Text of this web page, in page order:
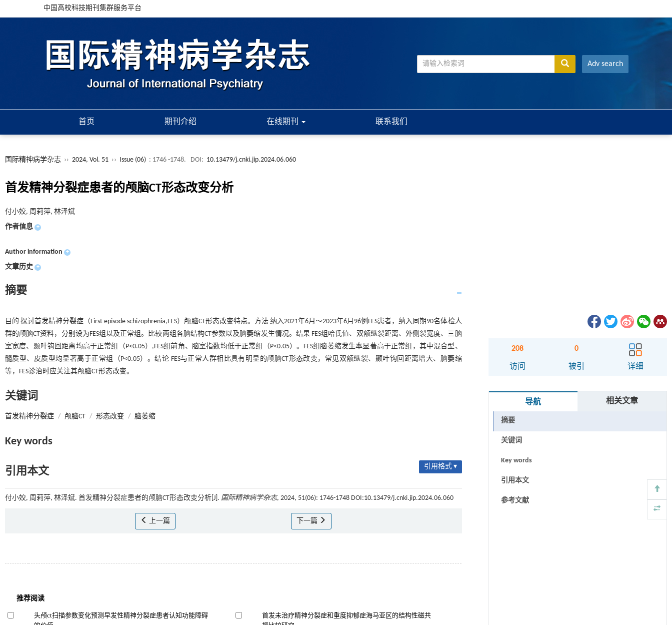
中国高校科技期刊集群服务平台
Adv search
首页 期刊介绍 在线期刊 联系我们
国际精神病学杂志 ›› 2024, Vol. 51 ›› Issue (06) : 1746 -1748. DOI: 10.13479/j.cnki.jip.2024.06.060
首发精神分裂症患者的颅脑CT形态改变分析
付小姣, 周莉萍, 林泽斌
作者信息 +
Author information +
文章历史 +
摘要
目的 探讨首发精神分裂症（First episode schizophrenia,FES）颅脑CT形态改变特点。方法 纳入2021年6月～2023年6月96例FES患者，纳入同期90名体检人
群的颅脑CT资料，分别设为FES组以及正常组。比较两组各脑结构CT参数以及脑萎缩发生情况。结果 FES组哈氏值、双额纵裂距离、外侧裂宽度、三脑
室宽度、颞叶钩回距离均高于正常组（P<0.05）,FES组前角、脑室指数均低于正常组（P<0.05）。FES组脑萎缩发生率显著高于正常组，其中混合型、
髓质型、皮质型均显著高于正常组（P<0.05）。结论 FES与正常人群相比具有明显的颅脑CT形态改变，常见双额纵裂、颞叶钩回距离增大、脑萎缩
等，FES诊治时应关注其颅脑CT形态改变。
关键词
首发精神分裂症 / 颅脑CT / 形态改变 / 脑萎缩
Key words
引用本文 引用格式 ▾
付小姣, 周莉萍, 林泽斌. 首发精神分裂症患者的颅脑CT形态改变分析[J]. 国际精神病学杂志, 2024, 51(06): 1746-1748 DOI:10.13479/j.cnki.jip.2024.06.060
上一篇 下一篇
208
访问
0
被引 详细
导航 相关文章
摘要
关键词
Key words
引用本文
参考文献